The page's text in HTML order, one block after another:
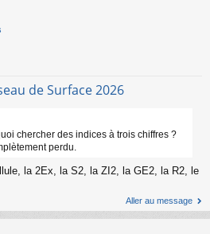
de Surface 2026
chercher des indices à trois chiffres ?
perdu.
la 2Ex, la S2, la ZI2, la GE2, la R2, le
Aller au message